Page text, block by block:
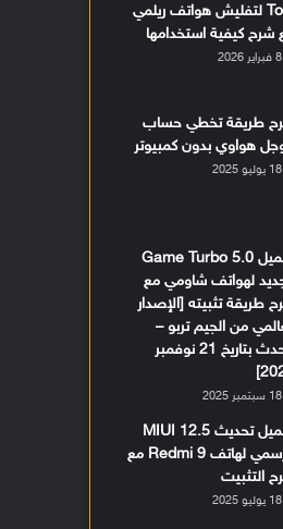
Tool لتفليش هواتف ريلمي
شرح كيفية استخدامها
8 فبراير 2026
طريقة تخطي حساب
هواوي بدون كمبيوتر
18 يوليو 2025
تحميل Game Turbo 5.0
لهواتف شاومي مع
طريقة تثبيته [الإصدار
من الجيم تربو –
مُحدث بتاريخ 21 نوفمبر
18 سبتمبر 2025
تحميل تحديث MIUI 12.5
الرسمي لهاتف Redmi 9 مع
التثبيت
18 يوليو 2025